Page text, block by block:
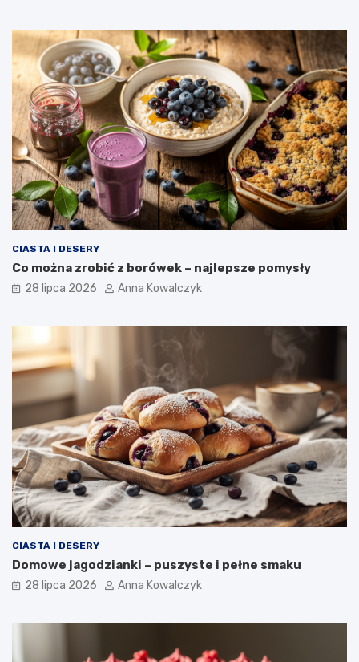
CIASTA I DESERY
Co można zrobić z borówek – najlepsze pomysły
28 lipca 2026 Anna Kowalczyk
CIASTA I DESERY
Domowe jagodzianki – puszyste i pełne smaku
28 lipca 2026 Anna Kowalczyk